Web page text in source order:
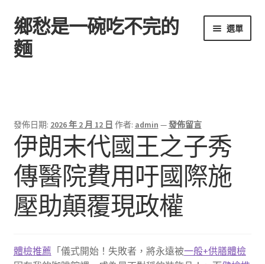
跳
至
導
跳
至
主
鄉愁是一碗吃不完的
麵
選單
發佈日期: 2026 年 2 月 12 日 作者: admin —發佈留言
伊朗末代國王之子秀
傳醫院費用吁國際施
壓助顛覆現政權
體檢推薦 「儀式開始！失敗者，將永遠被一般+供膳體檢